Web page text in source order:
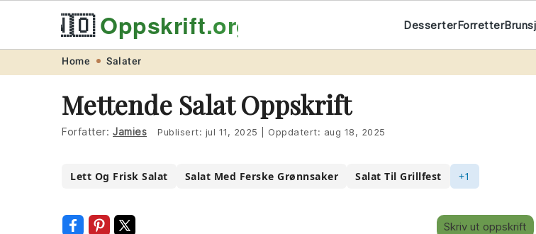
navigation
content
🇳🇴Oppskrift.org DesserterForretterBrunsj
Home Salater
Mettende Salat Oppskrift
Forfatter: Jamies Publisert: jul 11, 2025 Oppdatert: aug 18, 2025
Lett Og Frisk Salat Salat Med Ferske Grønnsaker Salat Til Grillfest +1
Skriv ut oppskrift